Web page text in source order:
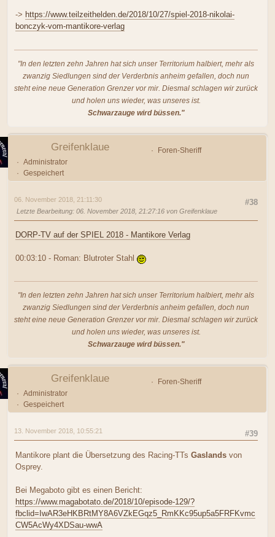
-> https://www.teilzeithelden.de/2018/10/27/spiel-2018-nikolai-
bonczyk-vom-mantikore-verlag
"In den letzten zehn Jahren hat sich unser Territorium halbiert, mehr als
zwanzig Siedlungen sind der Verderbnis anheim gefallen, doch nun
steht eine neue Generation Grenzer vor mir. Diesmal schlagen wir zurück
und holen uns wieder, was unseres ist.
Schwarzauge wird büssen."
Greifenklaue
Foren-Sheriff
Administrator
Gespeichert
#38
06. November 2018, 21:11:30
Letzte Bearbeitung: 06. November 2018, 21:27:16 von Greifenklaue
DORP-TV auf der SPIEL 2018 - Mantikore Verlag
00:03:10 - Roman: Blutroter Stahl
"In den letzten zehn Jahren hat sich unser Territorium halbiert, mehr als
zwanzig Siedlungen sind der Verderbnis anheim gefallen, doch nun
steht eine neue Generation Grenzer vor mir. Diesmal schlagen wir zurück
und holen uns wieder, was unseres ist.
Schwarzauge wird büssen."
Greifenklaue
Foren-Sheriff
Administrator
Gespeichert
#39
13. November 2018, 10:55:21
Mantikore plant die Übersetzung des Racing-TTs Gaslands von
Osprey.
Bei Megaboto gibt es einen Bericht:
https://www.magabotato.de/2018/10/episode-129/?
fbclid=IwAR3eHKBRtMY8A6VZkEGqz5_RmKKc95up5a5FRFKvmc
CW5AcWy4XDSau-wwA